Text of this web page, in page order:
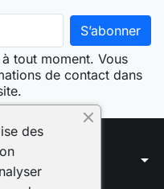
tout moment. Vous
de contact dans
arrow_drop_down
des